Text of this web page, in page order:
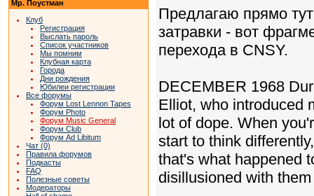
Мр. Поустман
Клуб
Регистрация
Выслать пароль
Список участников
Мы помним
Клубная карта
Города
Дни рождения
Юбилеи регистрации
Все форумы
Форум Lost Lennon Tapes
Форум Photo
Форум Music General
Форум Club
Форум Ad Libitum
Чат (0)
Правила форумов
Подкасты
FAQ
Полезные советы
Модераторы
Предлагаю прямо
затравки - вот
перехода в CNSY.
DECEMBER 1968
Elliot, who introduced
lot of dope. When
start to think
that's what happened
disillusioned with